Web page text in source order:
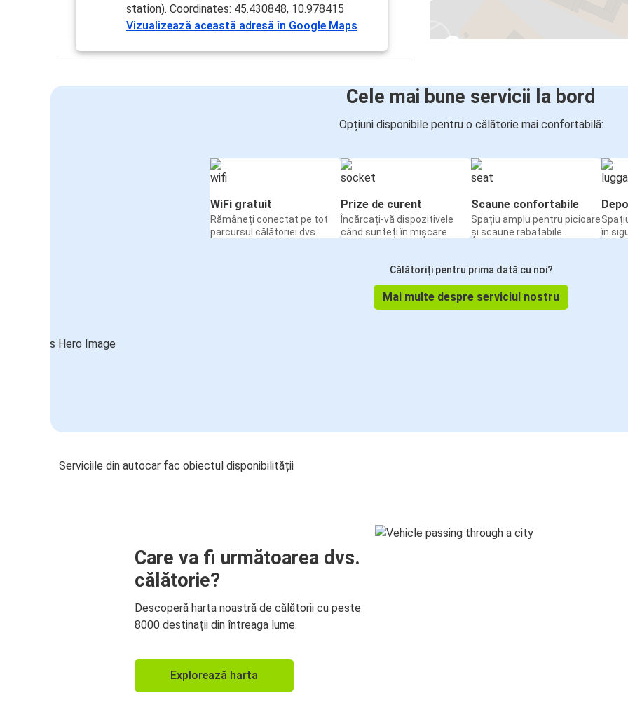
station). Coordinates: 45.430848, 10.978415
Vizualizează această adresă în Google Maps
Cele mai bune servicii la bord
Opțiuni disponibile pentru o călătorie mai confortabilă:
WiFi gratuit
Rămâneți conectat pe tot
parcursul călătoriei dvs.
Prize de curent
Încărcați-vă dispozitivele
când sunteți în mișcare
Scaune confortabile
Spațiu amplu pentru picioare
și scaune rabatabile
în
Călătoriți pentru prima dată cu noi?
Mai multe despre serviciul nostru
Serviciile din autocar fac obiectul disponibilității
Care va fi următoarea dvs.
călătorie?
Descoperă harta noastră de călătorii cu peste
8000 destinații din întreaga lume.
Explorează harta